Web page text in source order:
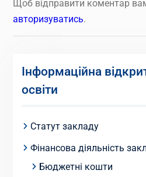
Щоб відправити коментар
авторизуватись.
Інформаційна
освіти
Статут закладу
Фінансова діяльність
Бюджетні кошти